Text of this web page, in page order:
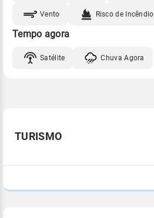
Vento Risco de Incêndio
Tempo agora
Satélite Chuva Agora
TURISMO